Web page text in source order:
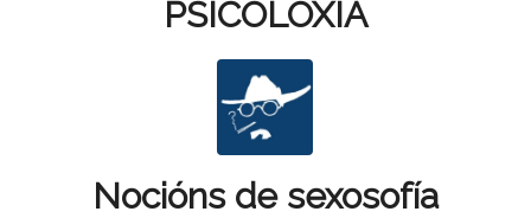
PSICOLOXÍA
Nocións de sexosofía